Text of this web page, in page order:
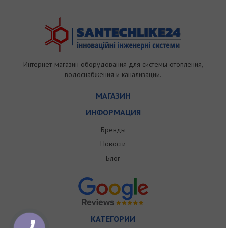
Интернет-магазин оборудования для системы отопления,
водоснабжения и канализации.
МАГАЗИН
ИНФОРМАЦИЯ
Бренды
Новости
Блог
КАТЕГОРИИ